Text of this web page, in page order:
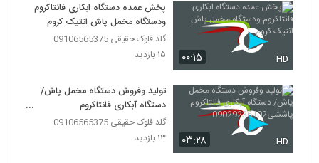
۰۰:۱۵ HD
پخش عمده دستگاه ابکاری فانتاکروم
ودستگاه مخمل پاش انتیک کروم
گلد فلوک حقیقی 09106565375
۱۵ بازدید
۰۳:۲۸ HD
تولید وفروش دستگاه مخمل پاش/
دستگاه آبکاری فانتاکروم
پاششی09029236102
گلد فلوک حقیقی 09106565375
۱۳ بازدید